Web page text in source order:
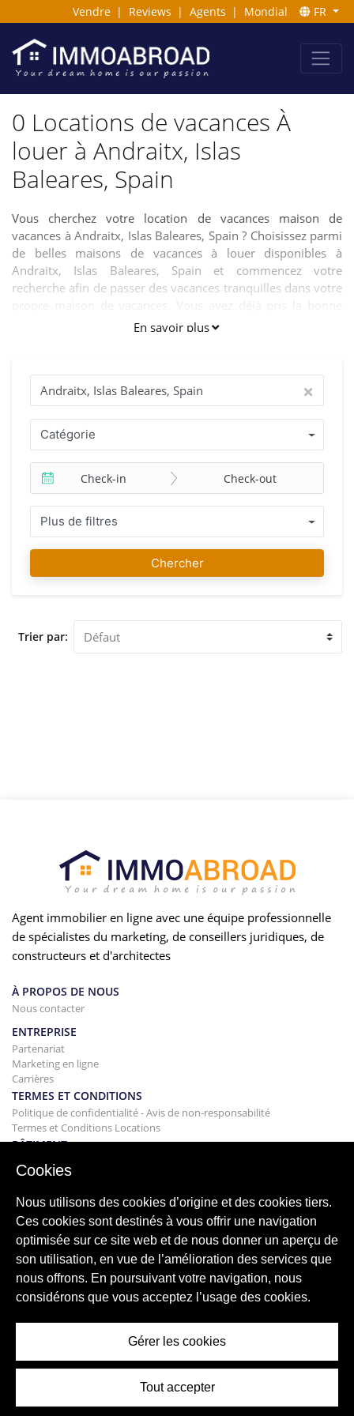
Vendre | Reviews | Agents | Mondial FR
0 Locations de vacances À
louer à Andraitx, Islas
Baleares, Spain
Vous cherchez votre location de vacances maison de
vacances à Andraitx, Islas Baleares, Spain ? Choisissez parmi
de belles maisons de vacances à louer disponibles à
Andraitx, Islas Baleares, Spain et commencez votre
recherche afin de passer des vacances tranquilles dans votre
propre maison de vacances. Vous avez déjà pris la bonne
décision en effectuant votre recherche parmi notre grande
maison de vos rêve est notre passion ! Pourquoi louer avec
IMMO ABROAD ? Notre équipe de professionnels
expérimentés et le grand choix de maisons de vacances
situées à Andraitx, Islas Baleares, Spain ou à proximité vous
assurent des vacances de rêves. Une fois que vous avez
trouvé votre maison de vacances préférée, vous pouvez
réserver en quelques minutes avec notre garantie prix le
plus bas. Vous recevrez une confirmation immédiate par
mail. Notre équipe d'IMMO ABROAD vous souhaite de
passer d'agréables vacances à Andraitx, Islas Baleares,
Spain. Voulez-vous en savoir plus sur Andraitx, Islas
Baleares, Spain ? Consultez la page d'information voyage de
En savoir plus
Catégorie
Check-in Check-out
Plus de filtres
Chercher
Trier par:
Agent immobilier en ligne avec une équipe professionnelle
de spécialistes du marketing, de conseillers juridiques, de
constructeurs et d'architectes
À PROPOS DE NOUS
Nous contacter
ENTREPRISE
Partenariat
Marketing en ligne
Carrières
TERMES ET CONDITIONS
Politique de confidentialité - Avis de non-responsabilité
Termes et Conditions Locations
BÂTIMENT
Projets
Acheter votre maison
Vendre
Hypothèque
Service de recherche
Blog
Régions du monde entier
Cookies
Nous utilisons des cookies d’origine et des cookies tiers.
Ces cookies sont destinés à vous offrir une navigation
optimisée sur ce site web et de nous donner un aperçu de
son utilisation, en vue de l’amélioration des services que
nous offrons. En poursuivant votre navigation, nous
considérons que vous acceptez l’usage des cookies.
Gérer les cookies
Tout accepter